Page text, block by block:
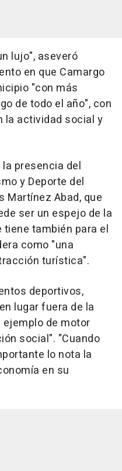
lujo", aseveró
en que Camargo
"con más
de todo el año", con
la actividad social y
presencia del
y Deporte del
Martínez Abad, que
ser un espejo de la
también para el
como "una
turística".
deportivos,
lugar fuera de la
de motor
social". "Cuando
lo nota la
en su